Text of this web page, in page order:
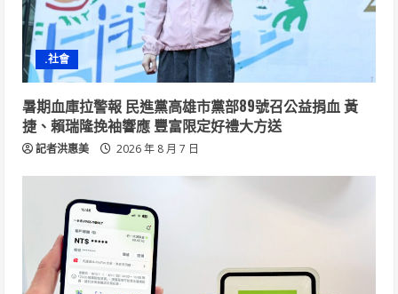
.社會
暑期血庫拉警報 民進黨高雄市黨部89號召公益捐血 黃
捷、賴瑞隆挽袖響應 豐富限定好禮大方送
記者洪惠美 2026 年 8 月 7 日